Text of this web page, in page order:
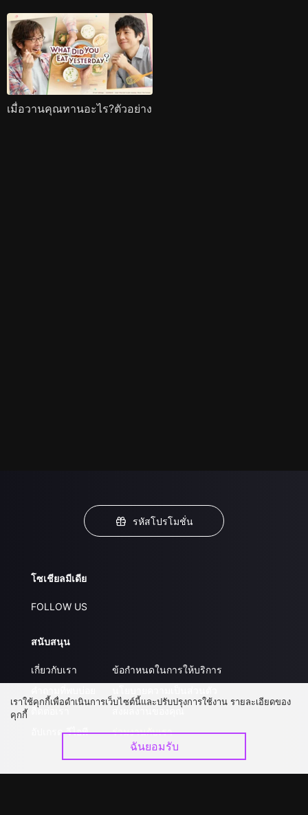
เมื่อวานคุณทานอะไร?ตัวอย่าง
รหัสโปรโมชั่น
โซเชียลมีเดีย
FOLLOW US
สนับสนุน
เกี่ยวกับเรา
ติดต่อเรา
อัปเกรด วีไอพี
ข้อกำหนดในการให้บริการ
ส่งผลงานของคุณ
ร่วมงานกับเรา
เราใช้คุกกี้เพื่อดำเนินการเว็บไซต์นี้และปรับปรุงการใช้งาน รายละเอียดของ
คุกกี้
ฉันยอมรับ